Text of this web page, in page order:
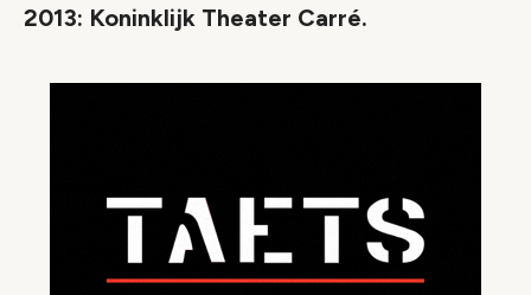
2013: Koninklijk Theater Carré.